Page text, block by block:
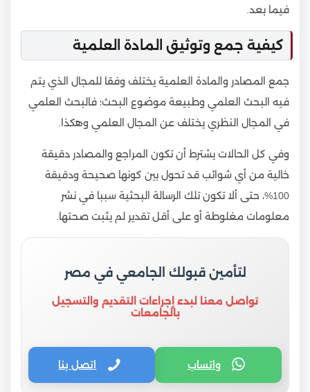
فيما بعد.
كيفية جمع وتوثيق المادة العلمية
جمع المصادر والمادة العلمية يختلف وفقا للمجال الذي يتم
فيه البحث العلمي وطبيعة موضوع البحث؛ فالبحث العلمي
في المجال النظري يختلف عن المجال العلمي وهكذا.
وفي كل الحالات يشترط أن تكون المراجع والمصادر دقيقة
خالية من أي شوائب قد تحول بين كونها صحيحة ودقيقة
100%، حتى ألا تكون تلك الرسالة البحثية سببا في نشر
معلومات مغلوطة أو على أقل تقدير لم يثبت صحتها.
لتأمين قبولك الجامعي في مصر
تواصل معنا لبدء إجراءات التقديم والتسجيل
بالجامعات
واتساب اتصل بنا